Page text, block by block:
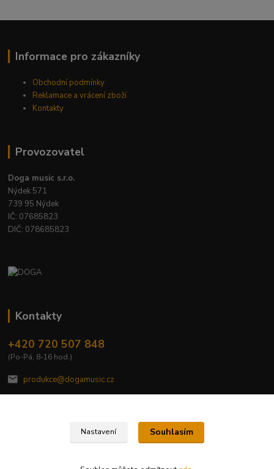
Informace pro zákazníky
Obchodní podmínky
Reklamace a vrácení zboží
Kontakty
Provozovatel
Doga music s.r.o.
Nýdek 571
739 95 Nýdek
IČ: 07685823
DIČ: 078685823
Kontakty
+420 720 507 848
(Po-Pá, 8-16 hod.)
produkce@dogamusic.cz
2022 © DOGA MUSIC, s.r.o.
Nastavení Souhlasím